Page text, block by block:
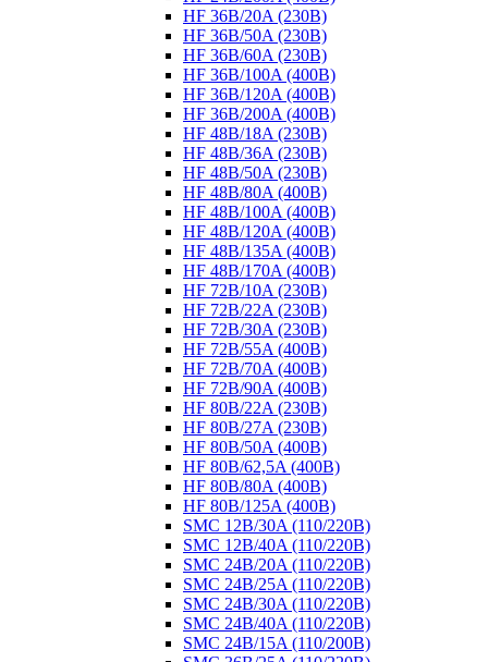
HF 36B/20A (230B)
HF 36B/50A (230B)
HF 36B/60A (230B)
HF 36B/100A (400B)
HF 36B/120A (400B)
HF 36B/200A (400B)
HF 48B/18A (230B)
HF 48B/36A (230B)
HF 48B/50A (230B)
HF 48B/80A (400B)
HF 48B/100A (400B)
HF 48B/120A (400B)
HF 48B/135A (400B)
HF 48B/170A (400B)
HF 72B/10A (230B)
HF 72B/22A (230B)
HF 72B/30A (230B)
HF 72B/55A (400B)
HF 72B/70A (400B)
HF 72B/90A (400B)
HF 80B/22A (230B)
HF 80B/27A (230B)
HF 80B/50A (400B)
HF 80B/62,5A (400B)
HF 80B/80A (400B)
HF 80B/125A (400B)
SMC 12B/30A (110/220B)
SMC 12B/40A (110/220B)
SMC 24B/20A (110/220B)
SMC 24B/25A (110/220B)
SMC 24B/30A (110/220B)
SMC 24B/40A (110/220B)
SMC 24B/15A (110/200B)